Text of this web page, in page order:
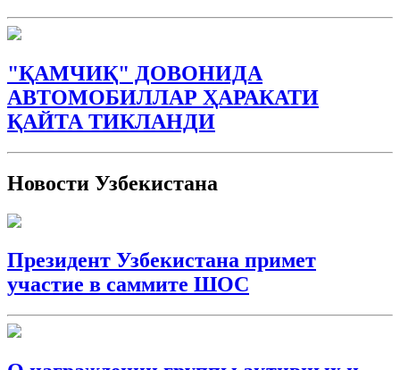
"ҚАМЧИҚ" ДОВОНИДА
АВТОМОБИЛЛАР ҲАРАКАТИ
ҚАЙТА ТИКЛАНДИ
Новости Узбекистана
Президент Узбекистана примет
участие в саммите ШОС